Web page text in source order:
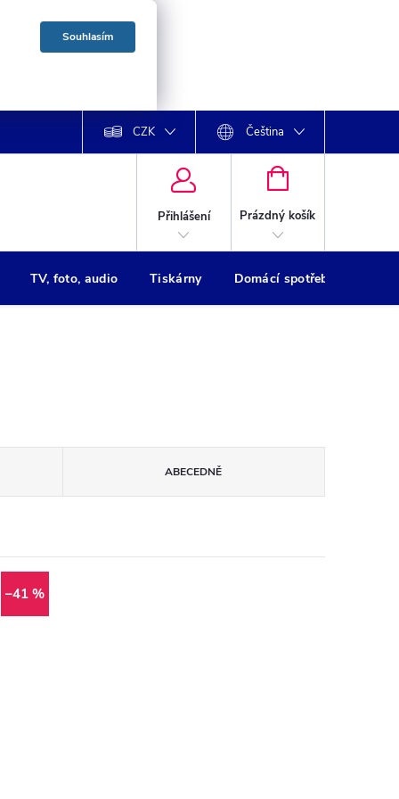
Souhlasím
CZK Čeština
Přihlášení
NÁKUPNÍ
Prázdný košík
TV, foto, audio Tiskárny Domácí spotřebiče
ABECEDNĚ
–41 %